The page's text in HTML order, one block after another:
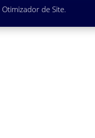
Otimizador de Site.